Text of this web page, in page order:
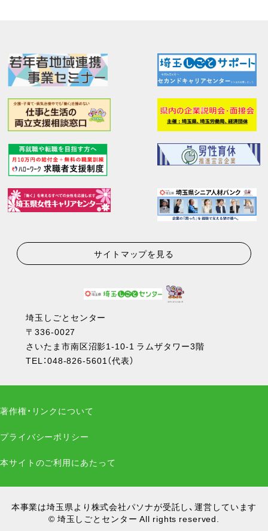
サイトマップを見る
埼玉しごとセンター
〒336-0027
さいたま市南区沼影1-10-1 ラムザタワー3階
TEL：048-826-5601（代表）
著作権・リンクについて
プライバシーポリシー
本サイトのご利用にあたって
本事業は埼玉県より株式会社パソナが受託し、運営しています
© 埼玉しごとセンター All rights reserved.